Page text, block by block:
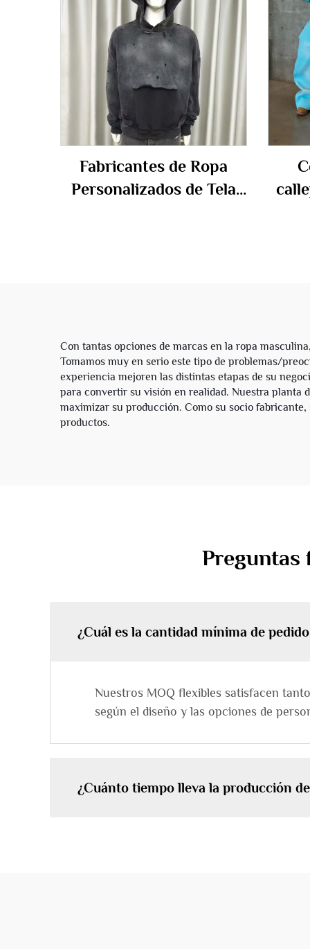
Fabricantes de Ropa
Personalizados de Tela
Con tantas opciones de marcas en la ropa
Tomamos muy en serio este tipo de problemas/
experiencia mejoren las distintas etapas de su
para convertir su visión en realidad. Nuestra planta
maximizar su producción. Como su socio
productos.
Preguntas
¿Cuál es la cantidad mínima de
Nuestros MOQ flexibles satisfacen
según el diseño y las opciones de
¿Cuánto tiempo lleva la producción